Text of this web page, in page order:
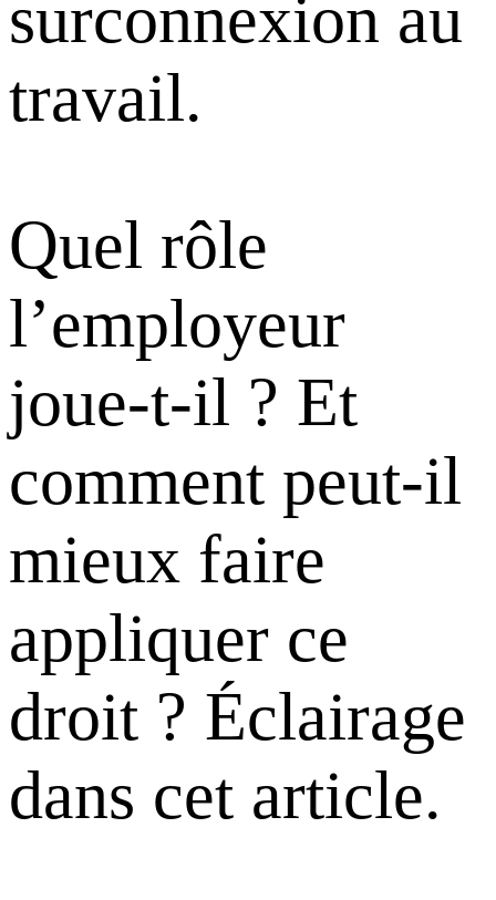
surconnexion au
travail.
Quel rôle
l’employeur
joue-t-il ? Et
comment peut-il
mieux faire
appliquer ce
droit ? Éclairage
dans cet article.